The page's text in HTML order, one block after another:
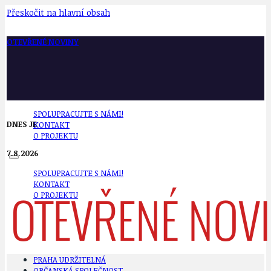
Přeskočit na hlavní obsah
OTEVŘENÉ NOVINY
SPOLUPRACUJTE S NÁMI!
KONTAKT
O PROJEKTU
SPOLUPRACUJTE S NÁMI!
KONTAKT
O PROJEKTU
DNES JE
7.8.2026
PRAHA UDRŽITELNÁ